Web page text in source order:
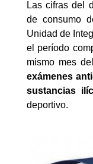
Las cifras del
de consumo
Unidad de
el período
mismo mes
exámenes
sustancias
deportivo.